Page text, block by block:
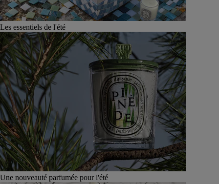
Les essentiels de l'été
Une nouveauté parfumée pour l'été